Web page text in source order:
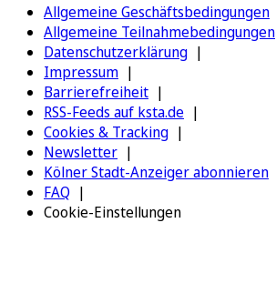
Allgemeine Geschäftsbedingungen
Allgemeine Teilnahmebedingungen
Datenschutzerklärung
Impressum
Barrierefreiheit
RSS-Feeds auf ksta.de
Cookies & Tracking
Newsletter
Kölner Stadt-Anzeiger abonnieren
FAQ
Cookie-Einstellungen